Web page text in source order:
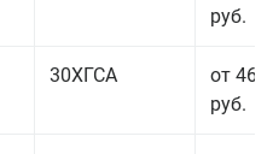
руб.
30ХГСА
от 46
руб.